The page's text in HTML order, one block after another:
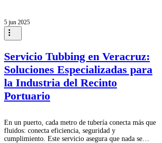
5 jun 2025
Servicio Tubbing en Veracruz:
Soluciones Especializadas para
la Industria del Recinto
Portuario
En un puerto, cada metro de tubería conecta más que
fluidos: conecta eficiencia, seguridad y
cumplimiento. Este servicio asegura que nada se